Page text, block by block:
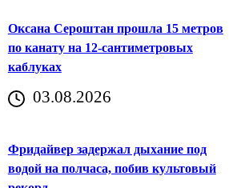
Оксана Сероштан прошла 15 метров
по канату на 12-сантиметровых
каблуках
03.08.2026
Фридайвер задержал дыхание под
водой на полчаса, побив культовый